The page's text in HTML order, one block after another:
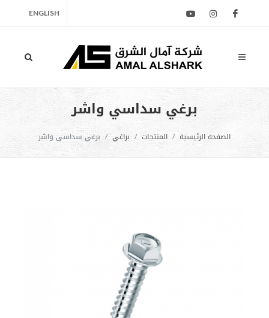
ENGLISH
برغي سداسي واشر
الصفحة الرئيسية المنتجات براغي برغي سداسي واشر